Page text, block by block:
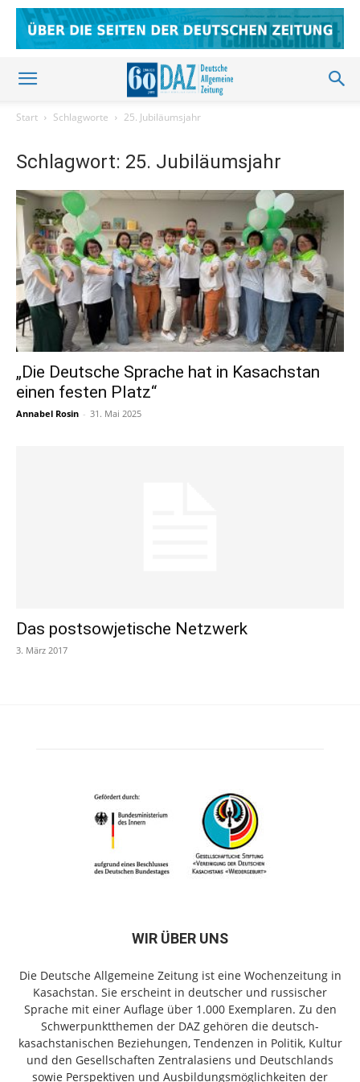
Start Schlagworte 25. Jubiläumsjahr
Schlagwort: 25. Jubiläumsjahr
„Die Deutsche Sprache hat in Kasachstan
einen festen Platz“
Annabel Rosin - 31. Mai 2025
Das postsowjetische Netzwerk
3. März 2017
WIR ÜBER UNS
Die Deutsche Allgemeine Zeitung ist eine Wochenzeitung in
Kasachstan. Sie erscheint in deutscher und russischer
Sprache mit einer Auflage über 1.000 Exemplaren. Zu den
Schwerpunktthemen der DAZ gehören die deutsch-
kasachstanischen Beziehungen, Tendenzen in Politik, Kultur
und den Gesellschaften Zentralasiens und Deutschlands
sowie Perspektiven und Ausbildungsmöglichkeiten der